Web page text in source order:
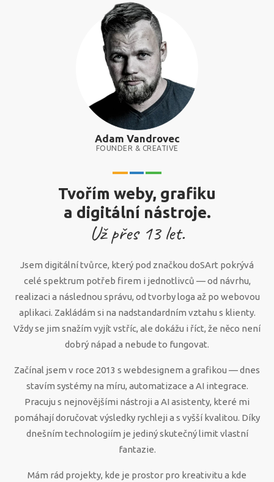
Adam Vandrovec
FOUNDER & CREATIVE
Tvořím weby, grafiku
a digitální nástroje.
Už přes 13let.
Jsem digitální tvůrce, který pod značkou doSArt pokrývá
celé spektrum potřeb firem i jednotlivců — od návrhu,
realizaci a následnou správu, od tvorby loga až po webovou
aplikaci. Zakládám si na nadstandardním vztahu s klienty.
Vždy se jim snažím vyjít vstříc, ale dokážu i říct, že něco není
dobrý nápad a nebude to fungovat.
Začínal jsem v roce 2013 s webdesignem a grafikou — dnes
stavím systémy na míru, automatizace a AI integrace.
Pracuju s nejnovějšími nástroji a AI asistenty, které mi
pomáhají doručovat výsledky rychleji a s vyšší kvalitou. Díky
dnešním technologiím je jediný skutečný limit vlastní
fantazie.
Mám rád projekty, kde je prostor pro kreativitu a kde